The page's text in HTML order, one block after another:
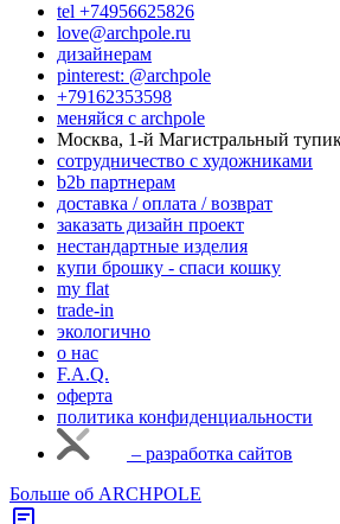
tel +74956625826
love@archpole.ru
дизайнерам
pinterest: @archpole
+79162353598
меняйся с аrchpole
Москва, 1-й Магистральный
cотрудничество с художниками
b2b партнерам
доставка / оплата / возврат
заказать дизайн проект
нестандартные изделия
купи брошку - спаси кошку
my flat
trade-in
экологично
о нас
F.A.Q.
оферта
политика конфиденциальности
– разработка сайтов
Больше об ARCHPOLE